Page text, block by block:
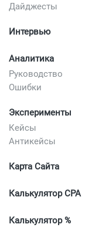
Дайджесты
Интервью
Аналитика
Руководство
Ошибки
Эксперименты
Кейсы
Антикейсы
Карта Сайта
Калькулятор CPA
Калькулятор %